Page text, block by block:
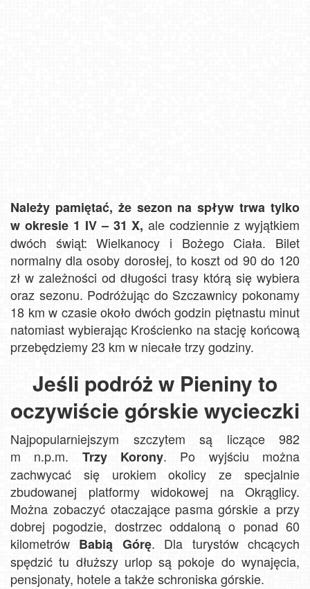
Należy pamiętać, że sezon na spływ trwa tylko
w okresie 1 IV – 31 X,ale codziennie z wyjątkiem
dwóch świąt: Wielkanocy i Bożego Ciała. Bilet
normalny dla osoby dorosłej, to koszt od 90 do 120
zł w zależności od długości trasy którą się wybiera
oraz sezonu. Podróżując do Szczawnicy pokonamy
18 km w czasie około dwóch godzin piętnastu minut
natomiast wybierając Krościenko na stację końcową
przebędziemy 23 km w niecałe trzy godziny.
Jeśli podróż w Pieniny to
oczywiście górskie wycieczki
Najpopularniejszym szczytem są liczące 982
m n.p.m. Trzy Korony. Po wyjściu można
zachwycać się urokiem okolicy ze specjalnie
zbudowanej platformy widokowej na Okrąglicy.
Można zobaczyć otaczające pasma górskie a przy
dobrej pogodzie, dostrzec oddaloną o ponad 60
kilometrów Babią Górę. Dla turystów chcących
spędzić tu dłuższy urlop są pokoje do wynajęcia,
pensjonaty, hotele a także schroniska górskie.